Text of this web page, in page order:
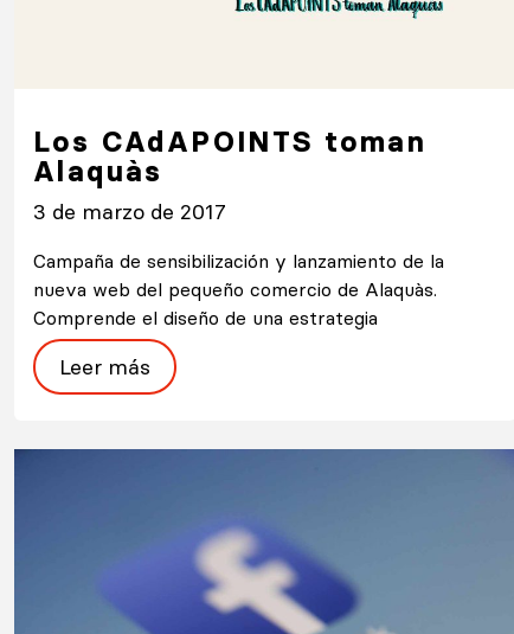
Los CAdAPOINTS toman
Alaquàs
3 de marzo de 2017
Campaña de sensibilización y lanzamiento de la
nueva web del pequeño comercio de Alaquàs.
Comprende el diseño de una estrategia
Leer más